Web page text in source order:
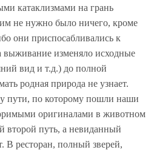
катаклизмами на грань
не нужно было ничего, кроме
они приспосабливались к
изменяло исходные
вид и т.д.) до полной
родная природа не узнает.
пути, по которому пошли наши
оригиналами в животном
второй путь, а невиданный
В ресторан, полный зверей,